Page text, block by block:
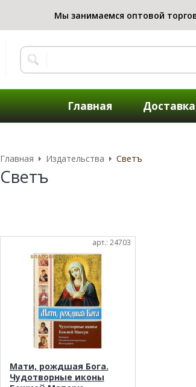
Главная Доставка
Главная Издательства Светъ
Светъ
арт.: 24703
Мати, рождшая Бога.
Чудотворные иконы